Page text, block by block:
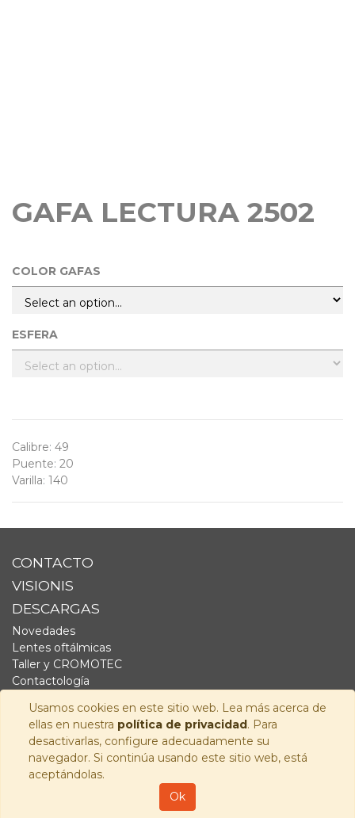
Usamos cookies en este sitio web. Lea más acerca de
ellas en nuestra política de privacidad. Para
desactivarlas, configure adecuadamente su
navegador. Si continúa usando este sitio web, está
aceptándolas.
Ok
GAFA LECTURA 2502
COLOR GAFAS
ESFERA
Calibre: 49
Puente: 20
Varilla: 140
CONTACTO
VISIONIS
DESCARGAS
Novedades
Lentes oftálmicas
Taller y CROMOTEC
Contactología
Fornitura
Audiología
SÍGUENOS
Visionis Distribución S.L.
Aviso Legal -